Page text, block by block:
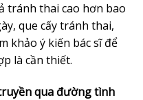
tránh thai cao hơn bao
que cấy tránh thai,
khảo ý kiến bác sĩ để
là cần thiết.
qua đường tình